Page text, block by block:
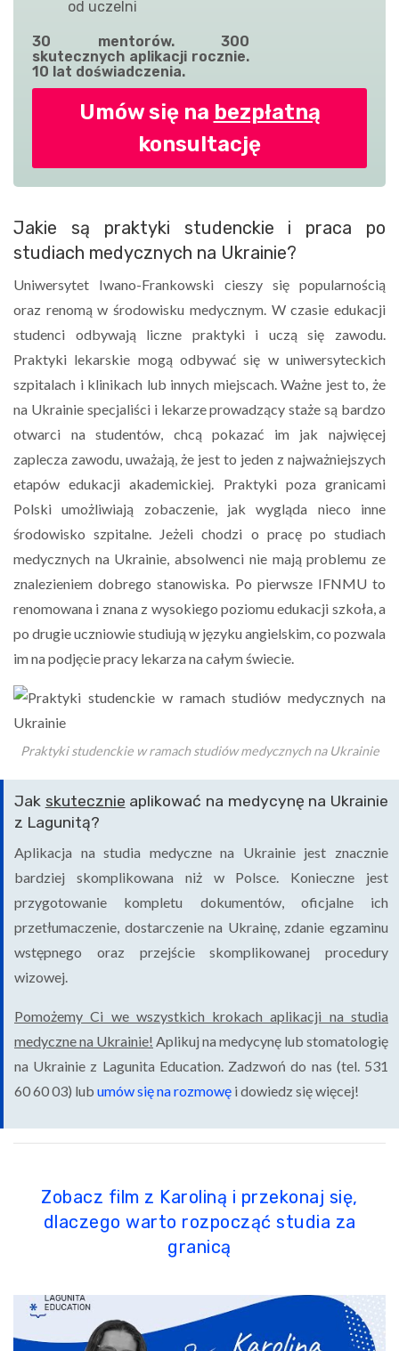
od uczelni
30 mentorów. 300
skutecznych aplikacji rocznie.
10 lat doświadczenia.
Umów się na bezpłatną
konsultację
Jakie są praktyki studenckie i praca po
studiach medycznych na Ukrainie?
Uniwersytet Iwano-Frankowski cieszy się popularnością
oraz renomą w środowisku medycznym. W czasie edukacji
studenci odbywają liczne praktyki i uczą się zawodu.
Praktyki lekarskie mogą odbywać się w uniwersyteckich
szpitalach i klinikach lub innych miejscach. Ważne jest to, że
na Ukrainie specjaliści i lekarze prowadzący staże są bardzo
otwarci na studentów, chcą pokazać im jak najwięcej
zaplecza zawodu, uważają, że jest to jeden z najważniejszych
etapów edukacji akademickiej. Praktyki poza granicami
Polski umożliwiają zobaczenie, jak wygląda nieco inne
środowisko szpitalne. Jeżeli chodzi o pracę po studiach
medycznych na Ukrainie, absolwenci nie mają problemu ze
znalezieniem dobrego stanowiska. Po pierwsze IFNMU to
renomowana i znana z wysokiego poziomu edukacji szkoła, a
po drugie uczniowie studiują w języku angielskim, co pozwala
im na podjęcie pracy lekarza na całym świecie.
Praktyki studenckie w ramach studiów medycznych na Ukrainie
Jak skutecznie aplikować na medycynę na Ukrainie
z Lagunitą?
Aplikacja na studia medyczne na Ukrainie jest znacznie
bardziej skomplikowana niż w Polsce. Konieczne jest
przygotowanie kompletu dokumentów, oficjalne ich
przetłumaczenie, dostarczenie na Ukrainę, zdanie egzaminu
wstępnego oraz przejście skomplikowanej procedury
wizowej.
Pomożemy Ci we wszystkich krokach aplikacji na studia
medyczne na Ukrainie! Aplikuj na medycynę lub stomatologię
na Ukrainie z Lagunita Education. Zadzwoń do nas (tel. 531
60 60 03) lub umów się na rozmowę i dowiedz się więcej!
Zobacz film z Karoliną i przekonaj się,
dlaczego warto rozpocząć studia za
granicą